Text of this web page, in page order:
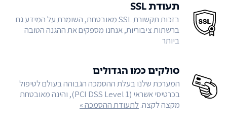
תעודת SSL
בזכות תקשורת SSL מאובטחת, השומרת על המידע גם
ברשתות ציבוריות, אנחנו מספקים את ההגנה הטובה
ביותר
סולקים כמו הגדולים
המערכת שלנו בעלת ההסמכה הגבוהה בעולם לטיפול
בכרטיסי אשראי (PCI DSS Level 1), והינה מאובטחת
מקצה לקצה.לתעודת ההסמכה »